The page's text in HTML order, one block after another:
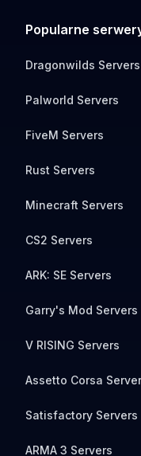
Popularne
Dragonwilds Servers
Palworld Servers
FiveM Servers
Rust Servers
Minecraft Servers
CS2 Servers
ARK: SE Servers
Garry's Mod Servers
V RISING Servers
Assetto Corsa
Satisfactory Servers
ARMA 3 Servers